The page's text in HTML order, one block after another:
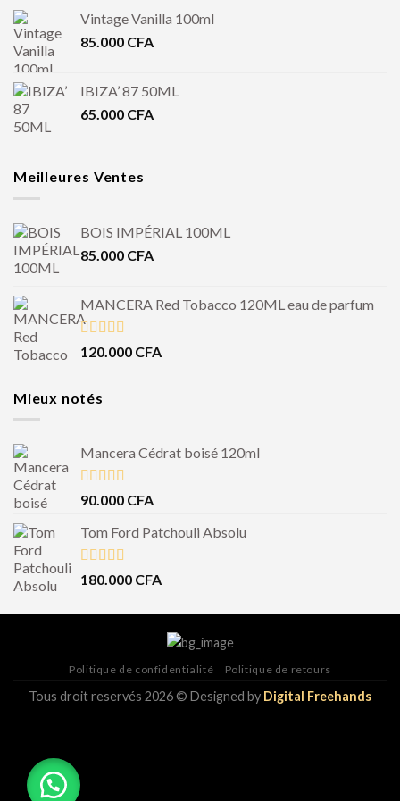
Vintage Vanilla 100ml
85.000 CFA
IBIZA’ 87 50ML
65.000 CFA
Meilleures Ventes
BOIS IMPÉRIAL 100ML
85.000 CFA
MANCERA Red Tobacco 120ML eau de parfum
Note4.50
120.000 CFA
Mieux notés
Mancera Cédrat boisé 120ml
Note5.00
90.000 CFA
Tom Ford Patchouli Absolu
Note5.00
180.000 CFA
Politique de confidentialité Politique de retours
Tous droit reservés 2026 © Designed by Digital Freehands